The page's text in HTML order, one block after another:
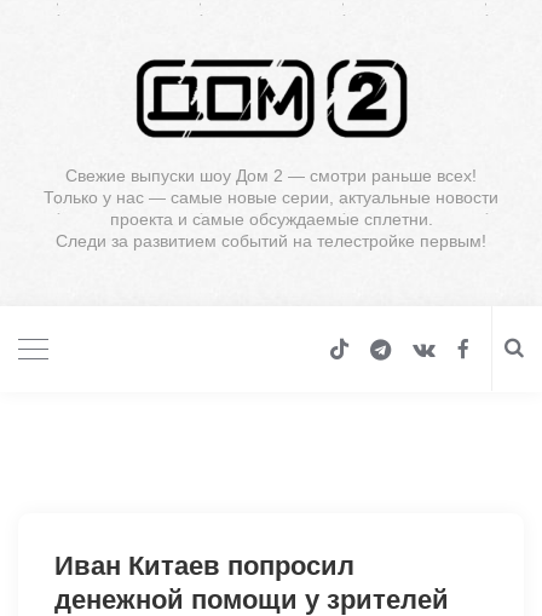
Свежие выпуски шоу Дом 2 — смотри раньше всех!
Только у нас — самые новые серии, актуальные новости
проекта и самые обсуждаемые сплетни.
Следи за развитием событий на телестройке первым!
Иван Китаев попросил
денежной помощи у зрителей